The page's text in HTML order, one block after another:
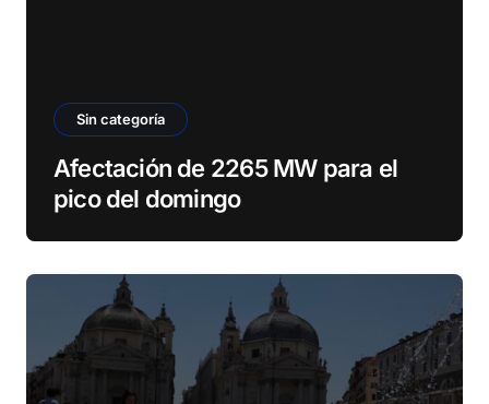
Sin categoría
Afectación de 2265 MW para el
pico del domingo